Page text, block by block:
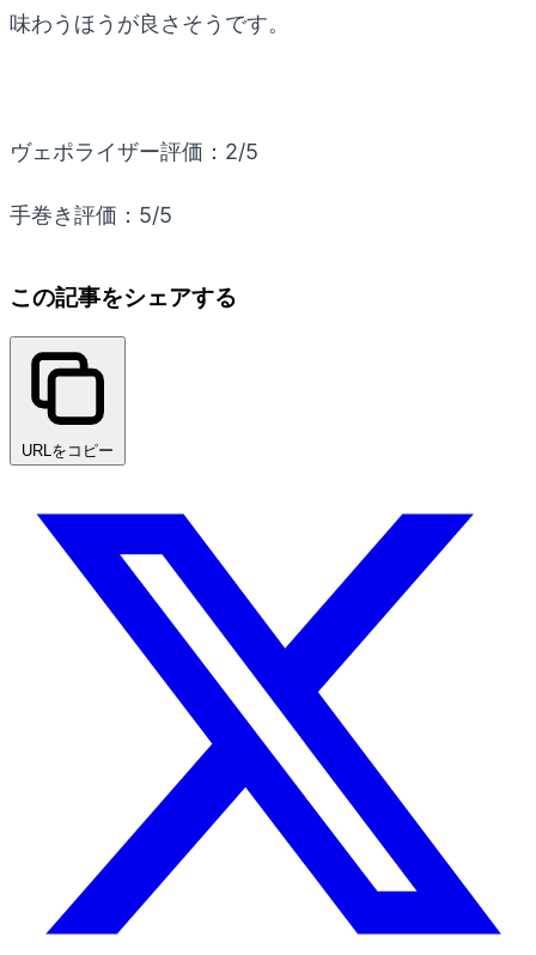
味わうほうが良さそうです。
ヴェポライザー評価：2/5
手巻き評価：5/5
この記事をシェアする
URLをコピー